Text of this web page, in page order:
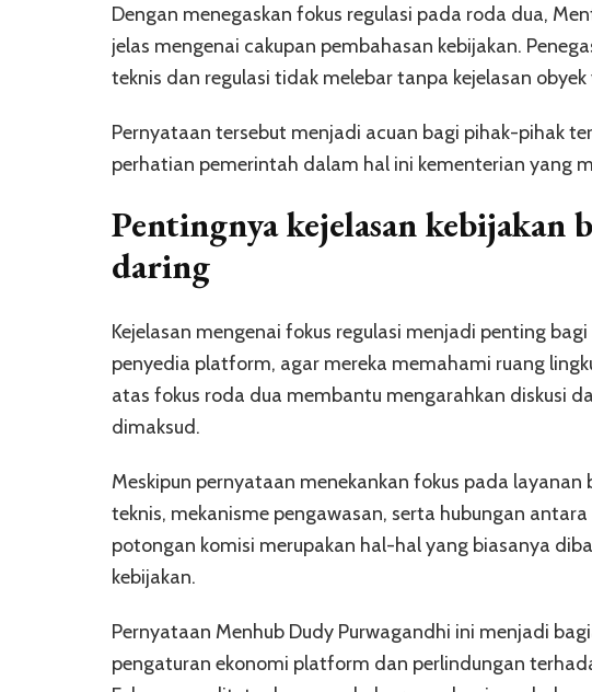
Dengan menegaskan fokus regulasi pada roda dua,
jelas mengenai cakupan pembahasan kebijakan.
teknis dan regulasi tidak melebar tanpa kejelasan
Pernyataan tersebut menjadi acuan bagi pihak-pihak
perhatian pemerintah dalam hal ini kementerian yang
Pentingnya kejelasan kebijakan
daring
Kejelasan mengenai fokus regulasi menjadi penting
penyedia platform, agar mereka memahami ruang
atas fokus roda dua membantu mengarahkan diskusi
dimaksud.
Meskipun pernyataan menekankan fokus pada
teknis, mekanisme pengawasan, serta hubungan
potongan komisi merupakan hal-hal yang biasanya
kebijakan.
Pernyataan Menhub Dudy Purwagandhi ini menjadi
pengaturan ekonomi platform dan perlindungan